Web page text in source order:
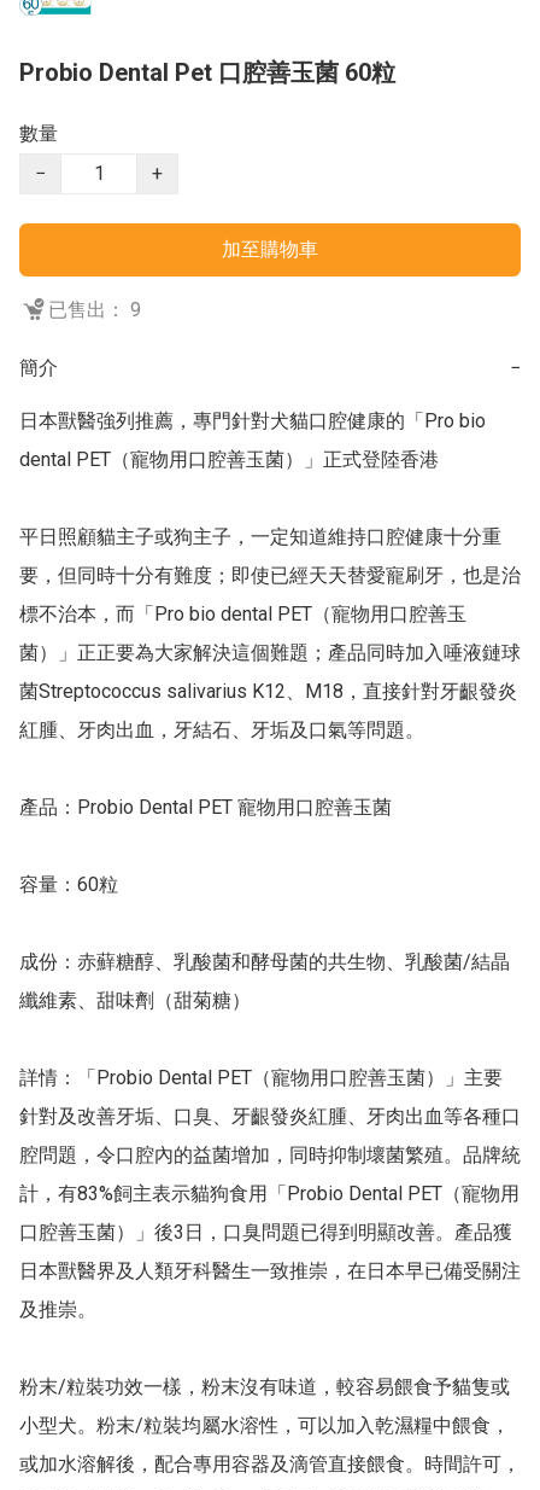
Probio Dental Pet 口腔善玉菌 60粒
數量
−
+
加至購物車
已售出： 9
簡介 −
日本獸醫強列推薦，專門針對犬貓口腔健康的「Pro bio
dental PET（寵物用口腔善玉菌）」正式登陸香港
平日照顧貓主子或狗主子，一定知道維持口腔健康十分重
要，但同時十分有難度；即使已經天天替愛寵刷牙，也是治
標不治本，而「Pro bio dental PET（寵物用口腔善玉
菌）」正正要為大家解決這個難題；產品同時加入唾液鏈球
菌Streptococcus salivarius K12、M18，直接針對牙齦發炎
紅腫、牙肉出血，牙結石、牙垢及口氣等問題。
產品：Probio Dental PET 寵物用口腔善玉菌
容量：60粒
成份：赤蘚糖醇、乳酸菌和酵母菌的共生物、乳酸菌/結晶
纖維素、甜味劑（甜菊糖）
詳情：「Probio Dental PET（寵物用口腔善玉菌）」主要
針對及改善牙垢、口臭、牙齦發炎紅腫、牙肉出血等各種口
腔問題，令口腔內的益菌增加，同時抑制壞菌繁殖。品牌統
計，有83%飼主表示貓狗食用「Probio Dental PET（寵物用
口腔善玉菌）」後3日，口臭問題已得到明顯改善。產品獲
日本獸醫界及人類牙科醫生一致推崇，在日本早已備受關注
及推崇。
粉末/粒裝功效一樣，粉末沒有味道，較容易餵食予貓隻或
小型犬。粉末/粒裝均屬水溶性，可以加入乾濕糧中餵食，
或加水溶解後，配合專用容器及滴管直接餵食。時間許可，